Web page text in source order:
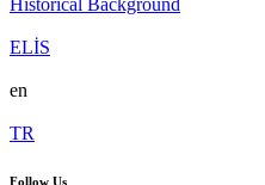
Historical Background
ELİS
en
TR
Follow Us